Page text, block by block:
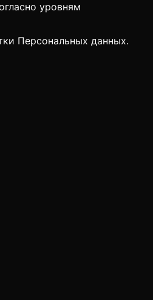
уровням
Персональных данных.